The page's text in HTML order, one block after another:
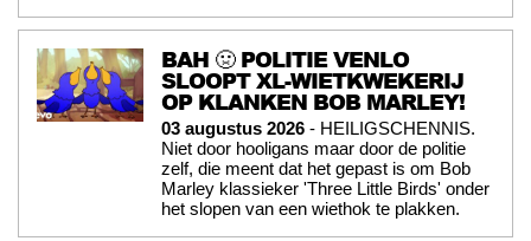
BAH 🤢 POLITIE VENLO
SLOOPT XL-WIETKWEKERIJ
OP KLANKEN BOB MARLEY!
03 augustus 2026 - HEILIGSCHENNIS.
Niet door hooligans maar door de politie
zelf, die meent dat het gepast is om Bob
Marley klassieker 'Three Little Birds' onder
het slopen van een wiethok te plakken.